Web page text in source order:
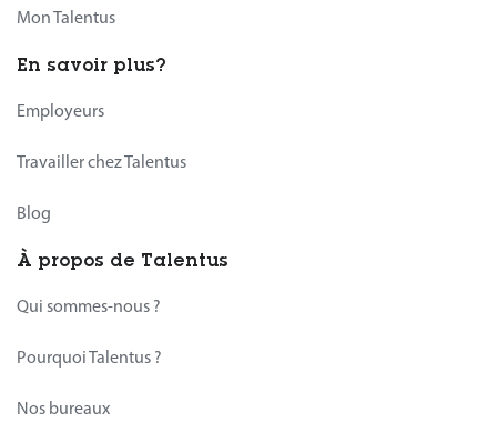
Mon Talentus
En savoir plus?
Employeurs
Travailler chez Talentus
Blog
À propos de Talentus
Qui sommes-nous ?
Pourquoi Talentus ?
Nos bureaux